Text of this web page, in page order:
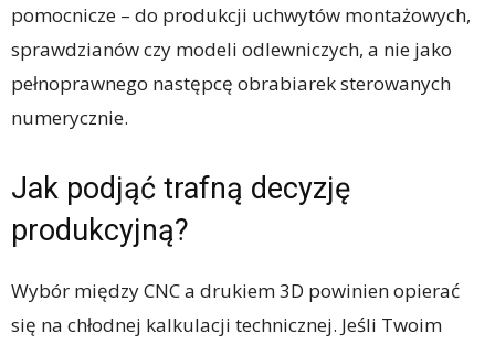
pomocnicze – do produkcji uchwytów montażowych,
sprawdzianów czy modeli odlewniczych, a nie jako
pełnoprawnego następcę obrabiarek sterowanych
numerycznie.
Jak podjąć trafną decyzję
produkcyjną?
Wybór między CNC a drukiem 3D powinien opierać
się na chłodnej kalkulacji technicznej. Jeśli Twoim